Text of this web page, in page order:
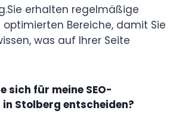
Sie erhalten regelmäßige
Bereiche, damit Sie
was auf Ihrer Seite
sich für meine SEO-
Stolberg entscheiden?